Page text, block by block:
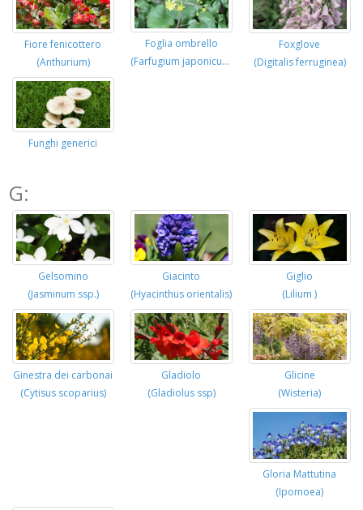
Fiore fenicottero
(Anthurium)
Foglia ombrello
(Farfugium japonicum)
Foxglove
(Digitalis ferruginea)
Funghi generici
G:
Gelsomino
(Jasminum ssp.)
Giacinto
(Hyacinthus orientalis)
Giglio
(Lilium )
Ginestra dei carbonai
(Cytisus scoparius)
Gladiolo
(Gladiolus ssp)
Glicine
(Wisteria)
Gloria Mattutina
(Ipomoea)